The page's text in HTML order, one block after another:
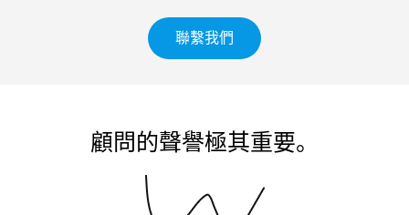
聯繫我們
顧問的聲譽極其重要。